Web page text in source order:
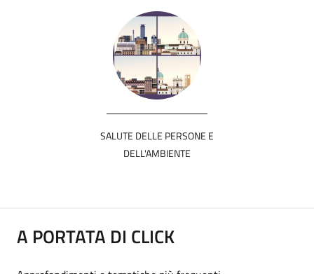
SALUTE DELLE PERSONE E
DELL'AMBIENTE
A PORTATA DI CLICK